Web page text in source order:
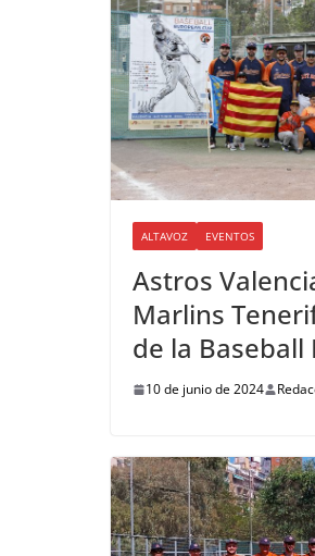
ALTAVOZ EVENTOS
Astros
Marlins
de la Baseball
10 de junio de 2024